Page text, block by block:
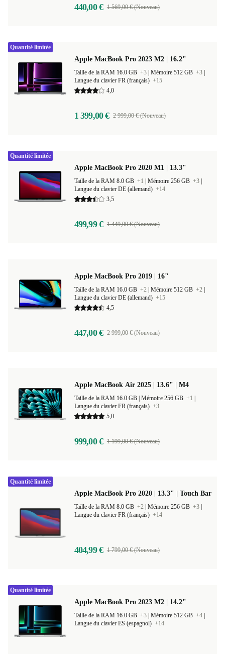
440,00 € 1 569,00 € (Nouveau)
Apple MacBook Pro 2023 M2 | 16.2"
Taille de la RAM 16.0 GB +3 Mémoire 512 GB +3
Langue du clavier FR (français) +15
4,0
1 399,00 € 2 999,00 € (Nouveau)
Quantité limitée
Apple MacBook Pro 2020 M1 | 13.3"
Taille de la RAM 8.0 GB +1 Mémoire 256 GB +3
Langue du clavier DE (allemand) +14
3,5
499,99 € 1 449,00 € (Nouveau)
Quantité limitée
Apple MacBook Pro 2019 | 16"
Taille de la RAM 16.0 GB +2 Mémoire 512 GB +2
Langue du clavier DE (allemand) +15
4,5
447,00 € 2 999,00 € (Nouveau)
Apple MacBook Air 2025 | 13.6" | M4
Mémoire 256 GB +1
Langue du clavier FR (français) +3
5,0
999,00 € 1 199,00 € (Nouveau)
Apple MacBook Pro 2020 | 13.3" | Touch Bar
Taille de la RAM 8.0 GB +2 Mémoire 256 GB +3
Langue du clavier FR (français) +14
404,99 € 1 799,00 € (Nouveau)
Quantité limitée
Apple MacBook Pro 2023 M2 | 14.2"
Taille de la RAM 16.0 GB +3 Mémoire 512 GB +4
Langue du clavier ES (espagnol) +14
Quantité limitée